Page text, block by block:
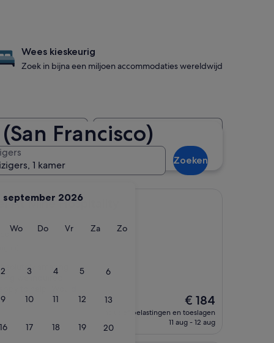
Francisco)
september 2026
WoWoensdag
DoDonderdag
VrVrijdag
ZaZaterdag
ZoZondag
2 3 4 5 6
9 10 11 12 13
16 17 18 19 20
1 kamer
Zoeken
Wees kieskeurig
Zoek in bijna een miljoen accommodaties wereldwijd
Afstand Accommodatieklasse
van Presidio of San
At Mine Hospitality
Hospitality
amazing.
we inquired
De
prijs
is
€ 184
inclusief belastingen en toeslagen
11 aug - 12 aug